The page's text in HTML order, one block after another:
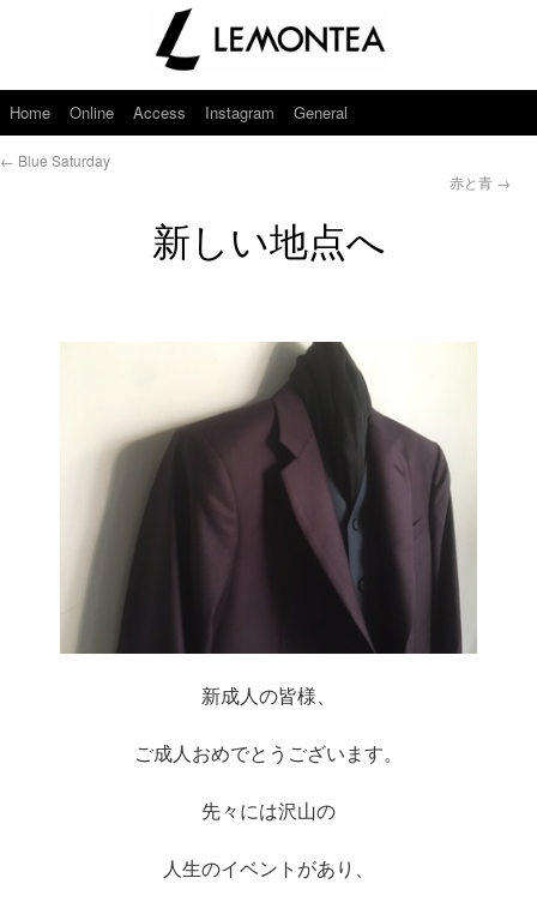
Home Online Access Instagram General
← Blue Saturday
赤と青 →
新しい地点へ
新成人の皆様、
ご成人おめでとうございます。
先々には沢山の
人生のイベントがあり、